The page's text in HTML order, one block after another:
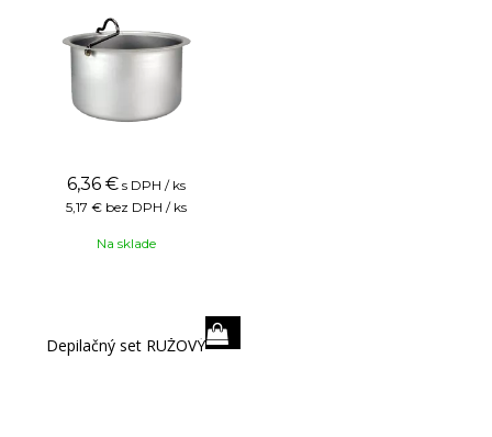
6,36 € s DPH / ks
5,17 € bez DPH / ks
Na sklade
Depilačný set RUŽOVÝ